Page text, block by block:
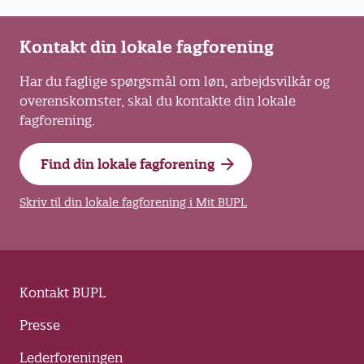
selvvalgt og betalt efter- og
videreuddannelse
Fælles indsats med KL for at promovere
seniorordninger, herunder
generationsskifteordninger i
trepartsaftalen.
Den Kommunale
Kompetencefond
KL ønsker at præcisere mulighederne for, at
kompetencefonden kan anvendes i
sammenhæng med kommunens strategiske
kompetenceudviklingsaktiviteter.
Lokal løndannelse
frihedsgraderne i den lokale løndannelse og
modernisering og forenkling af de
til nyansættelser.
Kontakt din lokale fagforening
Har du faglige spørgsmål om løn, arbejdsvilkår og
overenskomster, skal du kontakte din lokale
fagforening.
Find din lokale fagforening
Skriv til din lokale fagforening i Mit BUPL
Kontakt BUPL
Presse
Lederforeningen